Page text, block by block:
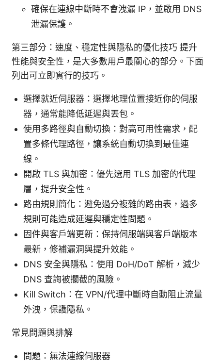
確保在連線中斷時不會洩漏 IP，並啟用 DNS
泄漏保護。
第三部分：速度、穩定性與隱私的優化技巧 提升
性能與安全性，是大多數用戶最關心的部分。下面
列出可立即實行的技巧。
選擇就近伺服器：選擇地理位置接近你的伺服
器，通常能降低延遲與丟包。
使用多路徑與自動切換：對高可用性需求，配
置多條代理路徑，讓系統自動切換到最佳連
線。
開啟 TLS 與加密：優先選用 TLS 加密的代理
層，提升安全性。
路由規則簡化：避免過分複雜的路由表，過多
規則可能造成延遲與穩定性問題。
固件與客戶端更新：保持伺服端與客戶端版本
最新，修補漏洞與提升效能。
DNS 安全與隱私：使用 DoH/DoT 解析，減少
DNS 查詢被攔截的風險。
Kill Switch：在 VPN/代理中斷時自動阻止流量
外洩，保護隱私。
常見問題與排解
問題：無法連線伺服器